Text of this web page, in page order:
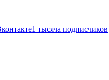
1 тысяча подписчиков